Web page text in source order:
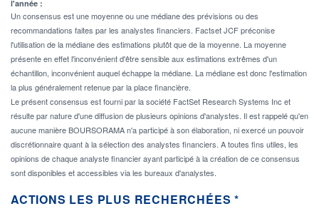
l'année :
Un consensus est une moyenne ou une médiane des prévisions ou des
recommandations faites par les analystes financiers. Factset JCF préconise
l'utilisation de la médiane des estimations plutôt que de la moyenne. La moyenne
présente en effet l'inconvénient d'être sensible aux estimations extrêmes d'un
échantillon, inconvénient auquel échappe la médiane. La médiane est donc l'estimation
la plus généralement retenue par la place financière.
Le présent consensus est fourni par la société FactSet Research Systems Inc et
résulte par nature d'une diffusion de plusieurs opinions d'analystes. Il est rappelé qu'en
aucune manière BOURSORAMA n'a participé à son élaboration, ni exercé un pouvoir
discrétionnaire quant à la sélection des analystes financiers. A toutes fins utiles, les
opinions de chaque analyste financier ayant participé à la création de ce consensus
sont disponibles et accessibles via les bureaux d'analystes.
ACTIONS LES PLUS RECHERCHÉES *